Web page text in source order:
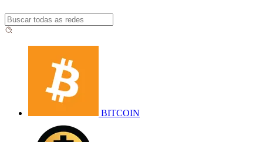
BITCOIN